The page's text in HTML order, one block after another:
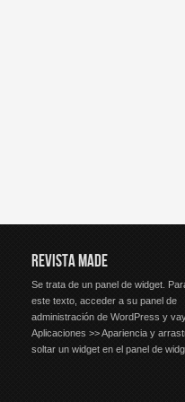
REVISTA MADE
Se trata de un panel de widget.
este texto, acceder a su panel de
administración de WordPress y
Aplicaciones >> Apariencia y
soltar un widget en el panel de